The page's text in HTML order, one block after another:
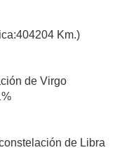
Km.)
de Virgo
de Libra